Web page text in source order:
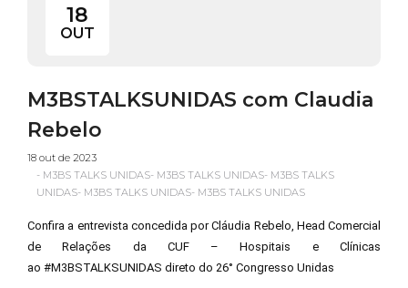
18
OUT
M3BSTALKSUNIDAS com Claudia
Rebelo
18 out de 2023
- M3BS TALKS UNIDAS- M3BS TALKS UNIDAS- M3BS TALKS
UNIDAS- M3BS TALKS UNIDAS- M3BS TALKS UNIDAS
Confira a entrevista concedida por Cláudia Rebelo, Head Comercial
de Relações da CUF – Hospitais e Clínicas
ao #M3BSTALKSUNIDAS direto do 26° Congresso Unidas